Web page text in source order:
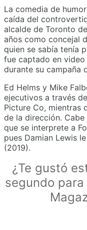
La comedia de
caída del
alcalde de Toronto
años como concejal
quien se sabía tenía
fue captado en
durante su campaña
Ed Helms y Mike
ejecutivos a través
Picture Co, mientras
de la dirección.
que se interprete a
pues Damian Lewis
(2019).
¿Te gustó
segundo